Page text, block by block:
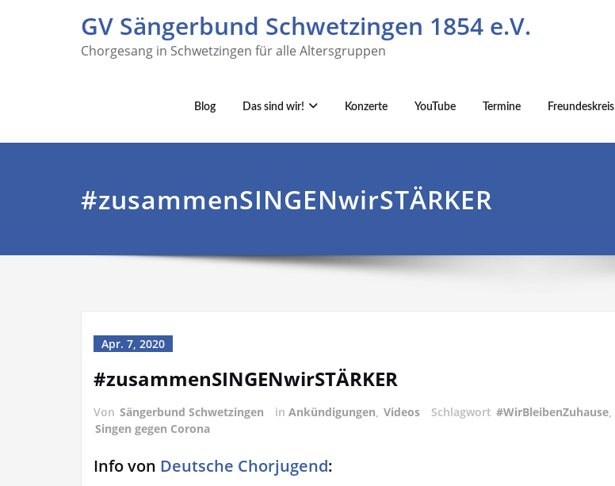
GV Sängerbund Schwetzingen 1854 e.V.
Chorgesang in Schwetzingen für alle Altersgruppen
Blog Das sind wir! Konzerte YouTube Termine Freundeskreis
#zusammenSINGENwirSTÄRKER
Apr. 7, 2020
#zusammenSINGENwirSTÄRKER
Von Sängerbund Schwetzingen in Ankündigungen, Videos Schlagwort #WirBleibenZuhause,
Singen gegen Corona
Info von Deutsche Chorjugend: